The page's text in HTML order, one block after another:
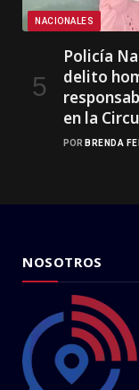
NACIONALES
Policía
delito
en la
POR BRENDA
NOSOTROS